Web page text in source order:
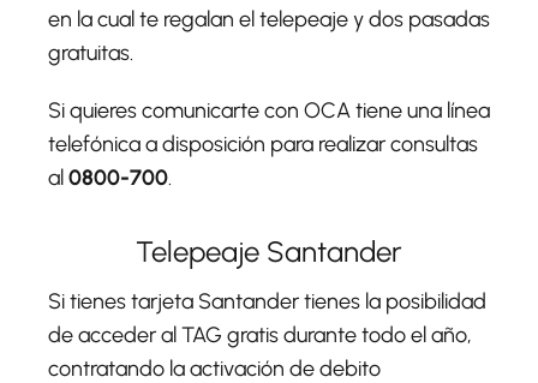
en la cual te regalan el telepeaje y dos pasadas
gratuitas.
Si quieres comunicarte con OCA tiene una línea
telefónica a disposición para realizar consultas
al0800-700.
Telepeaje Santander
Si tienes tarjeta Santander tienes la posibilidad
de acceder al TAG gratis durante todo el año,
contratando la activación de debito